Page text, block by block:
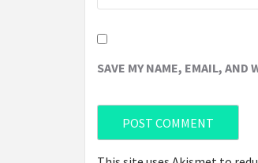
SAVE MY NAME, EMAIL, AND